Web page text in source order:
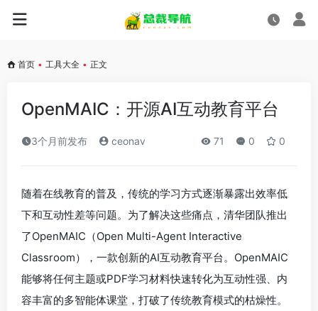
首页 • 工具大全 • 正文
OpenMAIC：开源AI互动教育平台
3个月前发布 ceonav 71 0 0
随着在线教育的普及，传统的学习方式逐渐暴露出效率低
下和互动性差等问题。为了解决这些痛点，清华团队推出
了OpenMAIC（Open Multi-Agent Interactive
Classroom），一款创新的AI互动教育平台。OpenMAIC
能够将任何主题或PDF学习材料快速转化为互动性强、内
容丰富的多智能体课堂，打破了传统教育模式的枯燥性。